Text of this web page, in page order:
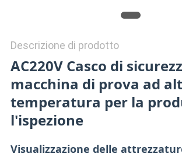
Descrizione di prodotto
AC220V Casco di
macchina di prova ad
temperatura per la
l'ispezione
Visualizzazione delle